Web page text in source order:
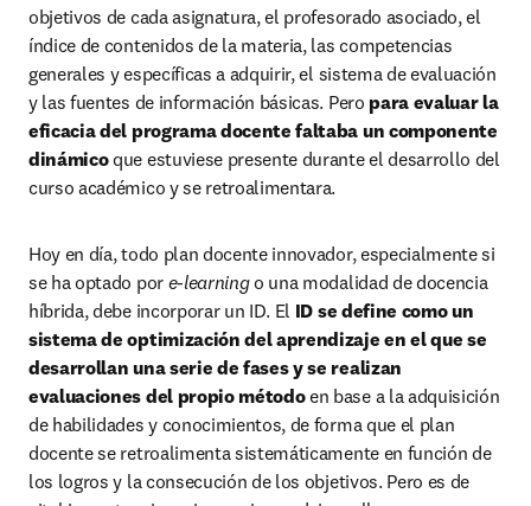
objetivos de cada asignatura, el profesorado asociado, el
índice de contenidos de la materia, las competencias
generales y específicas a adquirir, el sistema de evaluación
y las fuentes de información básicas. Pero para evaluar la
eficacia del programa docente faltaba un componente
dinámico que estuviese presente durante el desarrollo del
curso académico y se retroalimentara.
Hoy en día, todo plan docente innovador, especialmente si
se ha optado por e-learning o una modalidad de docencia
híbrida, debe incorporar un ID. El ID se define como un
sistema de optimización del aprendizaje en el que se
desarrollan una serie de fases y se realizan
evaluaciones del propio método en base a la adquisición
de habilidades y conocimientos, de forma que el plan
docente se retroalimenta sistemáticamente en función de
los logros y la consecución de los objetivos. Pero es de